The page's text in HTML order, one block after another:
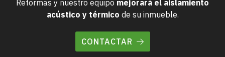
Reformas y nuestro equipo mejorará el aislamiento
acústico y térmico de su inmueble.
CONTACTAR